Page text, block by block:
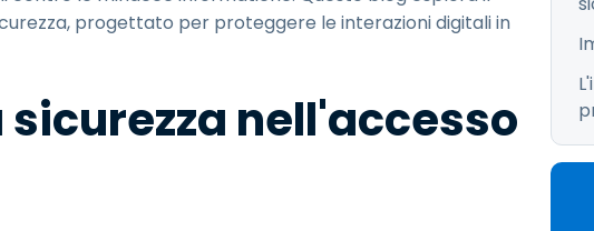
progettato per proteggere le interazioni digitali in
nell'accesso